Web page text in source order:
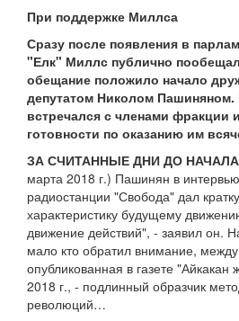
При поддержке Миллса
Сразу после появления в
"Елк" Миллс публично
обещание положило начало
депутатом Николом Пашиняном.
встречался с членами фракции
готовности по оказанию им
ЗА СЧИТАННЫЕ ДНИ ДО
марта 2018 г.) Пашинян в
радиостанции "Свобода" дал
характеристику будущему
движение действий", - заявил он.
мало кто обратил внимание,
опубликованная в газете
2018 г., - подлинный образчик
революций…